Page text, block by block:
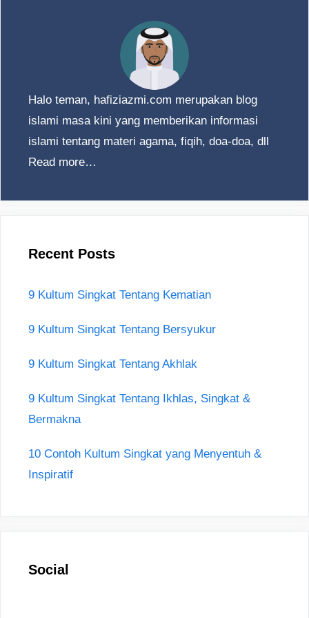
Halo teman, hafiziazmi.com merupakan blog
islami masa kini yang memberikan informasi
islami tentang materi agama, fiqih, doa-doa, dll
Read more…
Recent Posts
9 Kultum Singkat Tentang Kematian
9 Kultum Singkat Tentang Bersyukur
9 Kultum Singkat Tentang Akhlak
9 Kultum Singkat Tentang Ikhlas, Singkat &
Bermakna
10 Contoh Kultum Singkat yang Menyentuh &
Inspiratif
Social